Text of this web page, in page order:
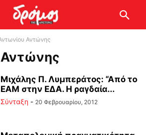
Αντώνης
Mιχάλης Π. Λυμπεράτος: “Από το
ΕΑΜ στην ΕΔΑ. Η ραγδαία...
Σύνταξη - 20 Φεβρουαρίου, 2012